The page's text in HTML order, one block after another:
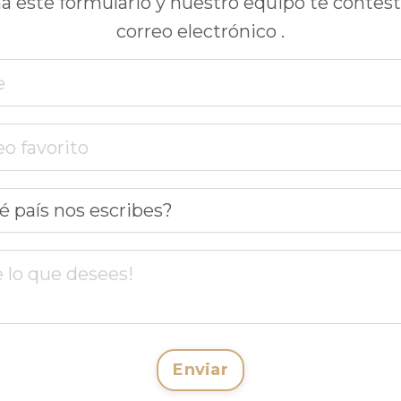
correo electrónico .
Enviar